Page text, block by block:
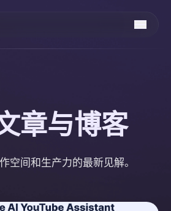
章与博客
空间和生产力的最新见解。